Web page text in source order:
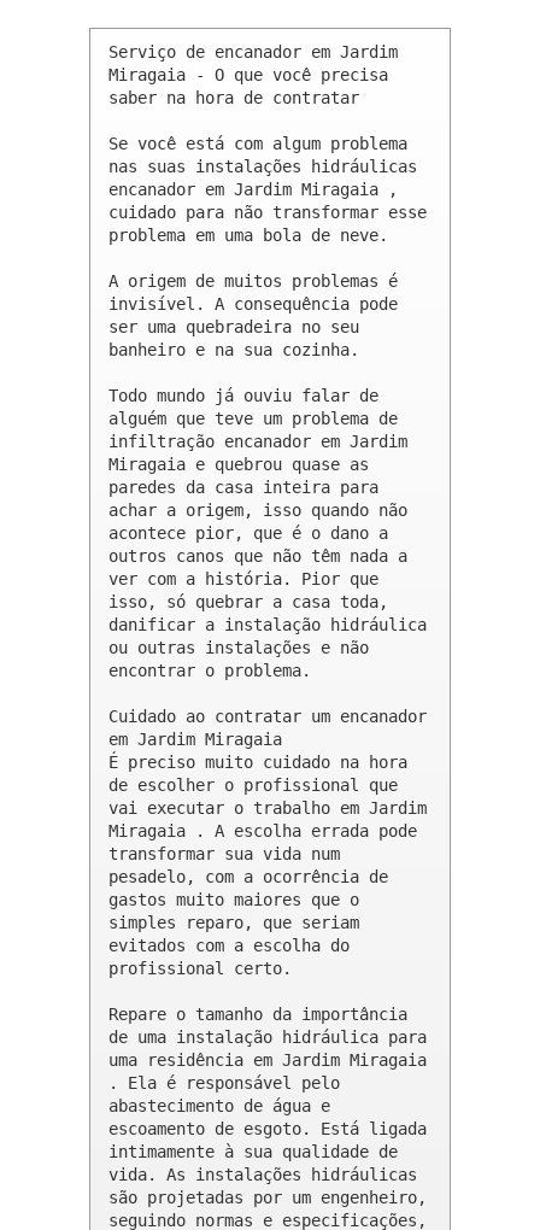
Serviço de encanador em Jardim
Miragaia - O que você precisa
saber na hora de contratar
Se você está com algum problema
nas suas instalações hidráulicas
encanador em Jardim Miragaia ,
cuidado para não transformar esse
problema em uma bola de neve.
A origem de muitos problemas é
invisível. A consequência pode
ser uma quebradeira no seu
banheiro e na sua cozinha.
Todo mundo já ouviu falar de
alguém que teve um problema de
infiltração encanador em Jardim
Miragaia e quebrou quase as
paredes da casa inteira para
achar a origem, isso quando não
acontece pior, que é o dano a
outros canos que não têm nada a
ver com a história. Pior que
isso, só quebrar a casa toda,
danificar a instalação hidráulica
ou outras instalações e não
encontrar o problema.
Cuidado ao contratar um encanador
em Jardim Miragaia
É preciso muito cuidado na hora
de escolher o profissional que
vai executar o trabalho em Jardim
Miragaia . A escolha errada pode
transformar sua vida num
pesadelo, com a ocorrência de
gastos muito maiores que o
simples reparo, que seriam
evitados com a escolha do
profissional certo.
Repare o tamanho da importância
de uma instalação hidráulica para
uma residência em Jardim Miragaia
. Ela é responsável pelo
abastecimento de água e
escoamento de esgoto. Está ligada
intimamente à sua qualidade de
vida. As instalações hidráulicas
são projetadas por um engenheiro,
seguindo normas e especificações,